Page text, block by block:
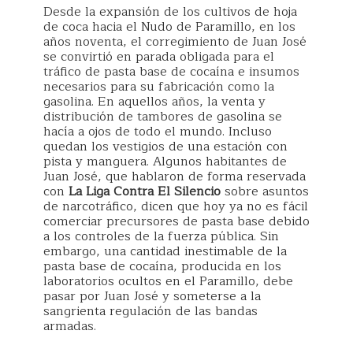
Desde la expansión de los cultivos de hoja
de coca hacia el Nudo de Paramillo, en los
años noventa, el corregimiento de Juan José
se convirtió en parada obligada para el
tráfico de pasta base de cocaína e insumos
necesarios para su fabricación como la
gasolina. En aquellos años, la venta y
distribución de tambores de gasolina se
hacía a ojos de todo el mundo. Incluso
quedan los vestigios de una estación con
pista y manguera. Algunos habitantes de
Juan José, que hablaron de forma reservada
con La Liga Contra El Silenciosobre asuntos
de narcotráfico, dicen que hoy ya no es fácil
comerciar precursores de pasta base debido
a los controles de la fuerza pública. Sin
embargo, una cantidad inestimable de la
pasta base de cocaína, producida en los
laboratorios ocultos en el Paramillo, debe
pasar por Juan José y someterse a la
sangrienta regulación de las bandas
armadas.